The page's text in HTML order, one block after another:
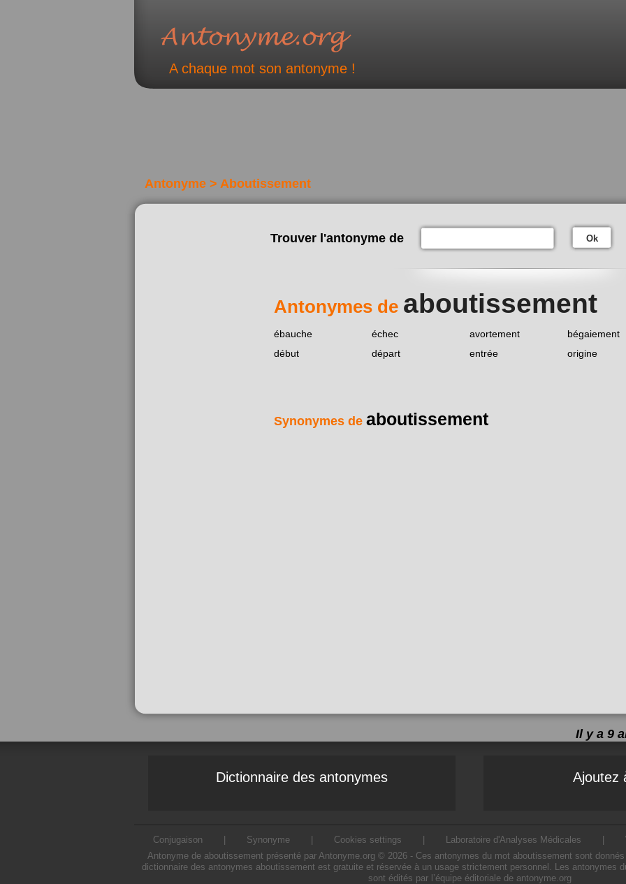
A chaque mot son antonyme !
Antonyme > Aboutissement
Trouver l'antonyme de Ok
Antonymes de aboutissement
ébauche échec avortement bégaiement
début
départ entrée origine
Synonymes de aboutissement
Il y a 9
Dictionnaire des antonymes Ajoutez
Conjugaison Synonyme Cookies settings Laboratoire d'Analyses Médicales
Antonyme de aboutissement présenté par Antonyme.org © 2026 - Ces antonymes du mot aboutissement sont
dictionnaire des antonymes aboutissement est gratuite et réservée à un usage strictement personnel. Les antonymes
sont édités par l’équipe éditoriale de antonyme.org